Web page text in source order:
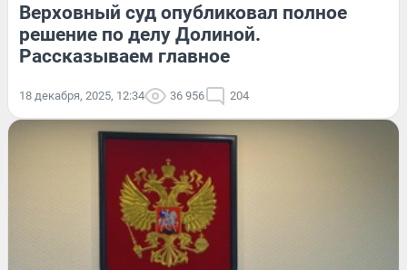
Верховный суд опубликовал полное
решение по делу Долиной.
Рассказываем главное
18 декабря, 2025, 12:34 36 956 204